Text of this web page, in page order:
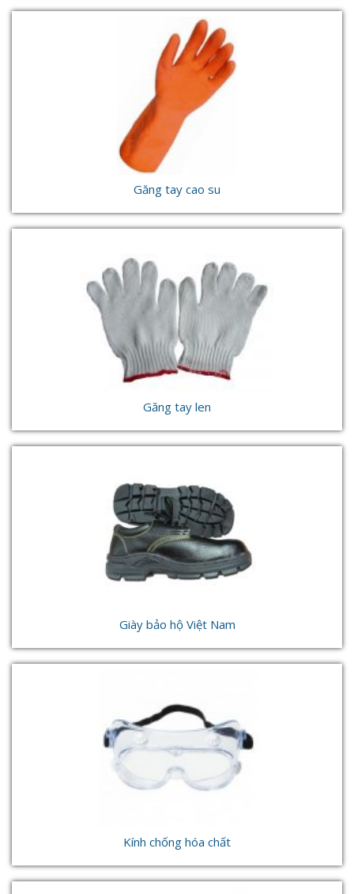
Găng tay cao su
Găng tay len
Giày bảo hộ Việt Nam
Kính chống hóa chất